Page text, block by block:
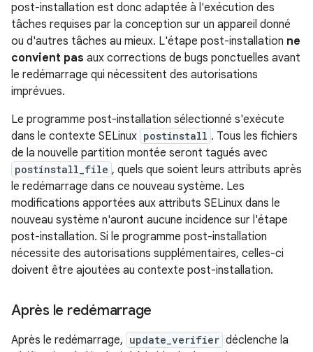
post-installation est donc adaptée à l'exécution des
tâches requises par la conception sur un appareil donné
ou d'autres tâches au mieux. L'étape post-installation ne
convient pas aux corrections de bugs ponctuelles avant
le redémarrage qui nécessitent des autorisations
imprévues.
Le programme post-installation sélectionné s'exécute
dans le contexte SELinux postinstall . Tous les fichiers
de la nouvelle partition montée seront tagués avec
postinstall_file , quels que soient leurs attributs après
le redémarrage dans ce nouveau système. Les
modifications apportées aux attributs SELinux dans le
nouveau système n'auront aucune incidence sur l'étape
post-installation. Si le programme post-installation
nécessite des autorisations supplémentaires, celles-ci
doivent être ajoutées au contexte post-installation.
Après le redémarrage
Après le redémarrage, update_verifier déclenche la